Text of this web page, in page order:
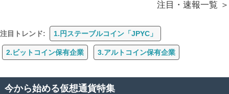
注目・速報一覧
注目トレンド: 1.円ステーブルコイン「JPYC」
2.ビットコイン保有企業 3.アルトコイン保有企業
今から始める仮想通貨特集